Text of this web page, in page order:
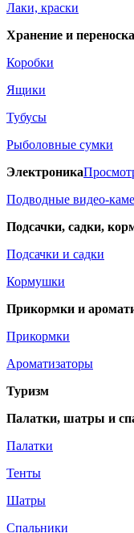
Лаки, краски
Хранение и переноска
Коробки
Ящики
Тубусы
Рыболовные сумки
Электроника
Подводные видео-
Подсачки, садки,
Подсачки и садки
Кормушки
Прикормки и
Прикормки
Ароматизаторы
Туризм
Палатки, шатры и
Палатки
Тенты
Шатры
Спальники